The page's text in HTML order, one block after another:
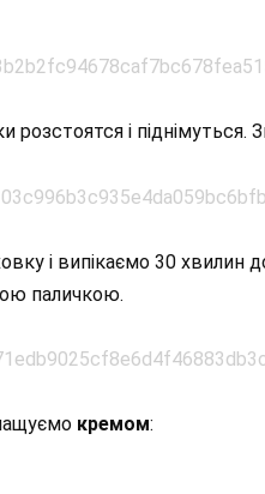
і піднімуться.
і випікаємо 30 хвилин
паличкою.
кремом: